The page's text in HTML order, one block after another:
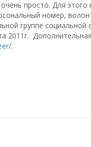
просто. Для этого
номер,
группе социальной
2011г.
.